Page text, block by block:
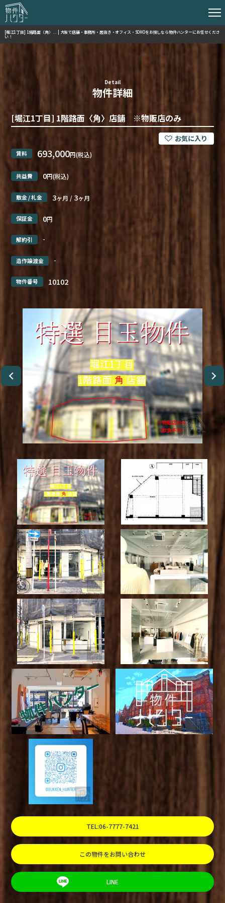
[堀江1丁目] 1階路面〈角〉... | 大阪で店舗・事務所・居抜き・オフィス・SOHOをお探しなら物件ハンターにお任せくださ
い！
Detail
物件詳細
[堀江1丁目] 1階路面〈角〉店舗 ※物販店のみ
賃料 693,000円(税込)
共益費 0円(税込)
敷金 / 礼金 3ヶ月 / 3ヶ月
保証金 0円
解約引 -
造作譲渡金 -
物件番号 10102
TEL:06-7777-7421
この物件をお問い合わせ
LINE